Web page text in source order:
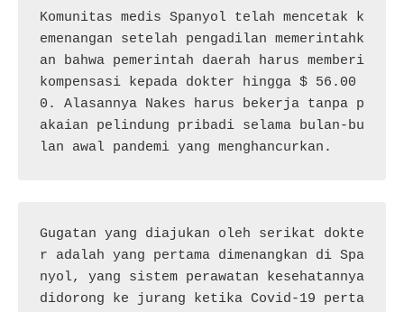
Komunitas medis Spanyol telah mencetak k
emenangan setelah pengadilan memerintahk
an bahwa pemerintah daerah harus memberi
kompensasi kepada dokter hingga $ 56.00
0. Alasannya Nakes harus bekerja tanpa p
akaian pelindung pribadi selama bulan-bu
lan awal pandemi yang menghancurkan.
Gugatan yang diajukan oleh serikat dokte
r adalah yang pertama dimenangkan di Spa
nyol, yang sistem perawatan kesehatannya
didorong ke jurang ketika Covid-19 perta